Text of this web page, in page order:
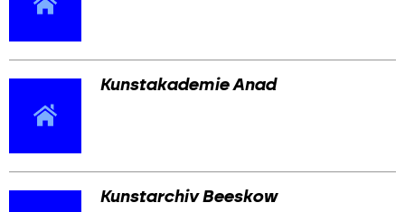
Kunstakademie Anad
Kunstarchiv Beeskow